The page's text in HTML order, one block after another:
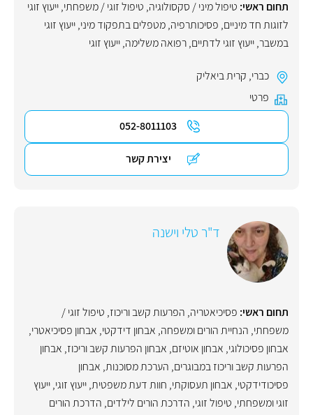
תחום ראשי: טיפול מיני / סקסולוגיה, טיפול זוגי / משפחתי,ייעוץ זוגי
לזוגות חד מיניים, פסיכותרפיה,מטפלים בתפקוד מיני,ייעוץ זוגי
במשבר,ייעוץ זוגי לדתיים,רפואה משלימה,ייעוץ זוגי
כברי, קרית ביאליק
פרטי
052-8011103
יצירת קשר
ד"ר טלי וישנה
תחום ראשי: פסיכיאטריה, הפרעות קשב וריכוז, טיפול זוגי /
משפחתי, הנחיית הורים ומשפחה, אבחון דידקטי, אבחון פסיכיאטרי,
אבחון פסיכולוגי, אבחון אוטיזם, אבחון הפרעות קשב וריכוז, אבחון
הפרעות קשב וריכוז במבוגרים, הערכת מסוכנות, אבחון
פסיכודידקטי, אבחון תעסוקתי, חוות דעת משפטית,ייעוץ זוגי,ייעוץ
זוגי ומשפחתי, טיפול זוגי, הדרכת הורים לילדים, הדרכת הורים